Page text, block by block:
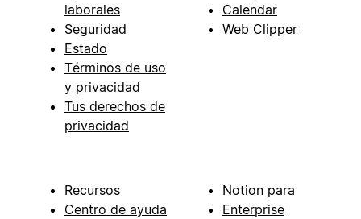
laborales
Seguridad
Estado
Términos de uso
y privacidad
Tus derechos de
privacidad
Calendar
Web Clipper
Recursos
Centro de ayuda
Notion para
Enterprise